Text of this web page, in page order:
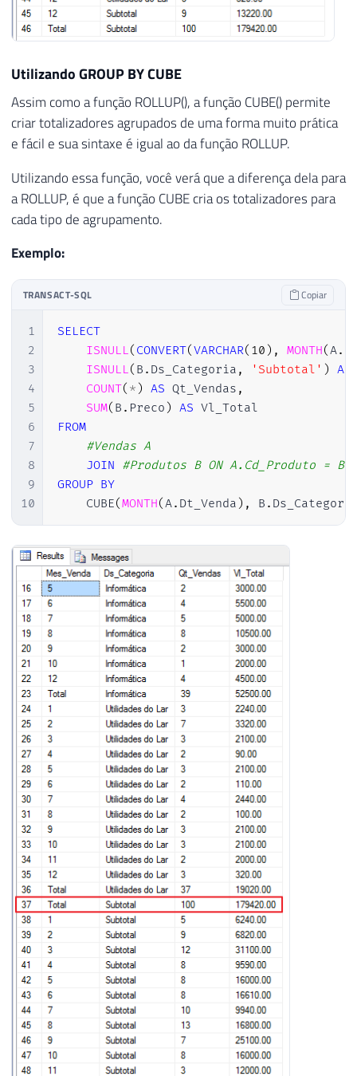
Utilizando GROUP BY CUBE
Assim como a função ROLLUP(), a função CUBE() permite
criar totalizadores agrupados de uma forma muito prática
e fácil e sua sintaxe é igual ao da função ROLLUP.
Utilizando essa função, você verá que a diferença dela para
a ROLLUP, é que a função CUBE cria os totalizadores para
cada tipo de agrupamento.
Exemplo:
TRANSACT-SQL Copiar
1
2
3
4
5
6
7
8
9
10
SELECT
ISNULL( CONVERT(VARCHAR( 10 ) , MONTH(A.
ISNULL( B . Ds_Categoria , 'Subtotal' ) AS
COUNT( * ) AS Qt_Vendas ,
SUM( B . Preco ) AS
FROM
#Vendas A
JOIN #Produtos B ON A.Cd_Produto =
GROUP BY
    CUBE
(MONTH(A. Dt_Venda ) , B .